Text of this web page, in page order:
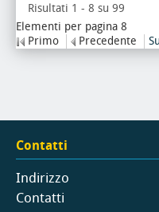
Risultati 1 - 8 su 99
Elementi per pagina 8
Primo
Precedente
Contatti
Indirizzo
Contatti